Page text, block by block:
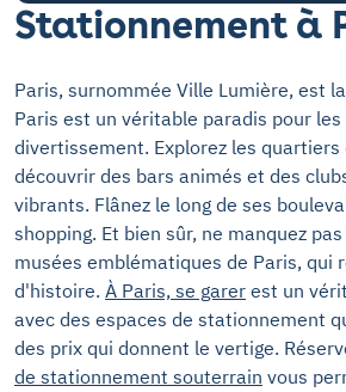
Stationnement à
Paris, surnommée Ville Lumière, est
Paris est un véritable paradis pour
divertissement. Explorez les quartiers
découvrir des bars animés et des
vibrants. Flânez le long de ses
shopping. Et bien sûr, ne manquez
musées emblématiques de Paris, qui
d'histoire. À Paris, se garer est un
avec des espaces de stationnement
des prix qui donnent le vertige.
de stationnement souterrain vous